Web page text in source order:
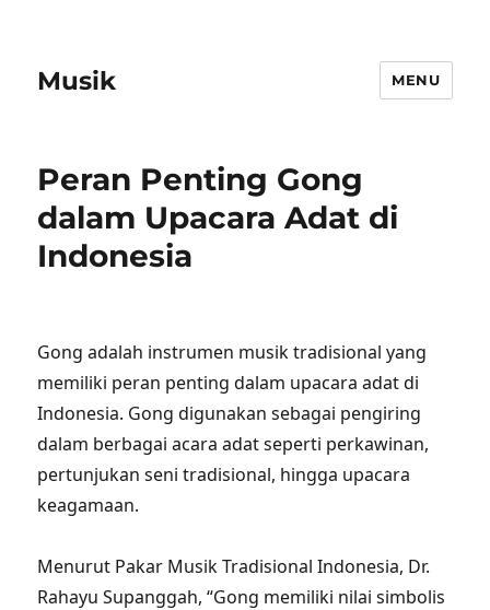
Musik MENU
Peran Penting Gong
dalam Upacara Adat di
Indonesia
Gong adalah instrumen musik tradisional yang
memiliki peran penting dalam upacara adat di
Indonesia. Gong digunakan sebagai pengiring
dalam berbagai acara adat seperti perkawinan,
pertunjukan seni tradisional, hingga upacara
keagamaan.
Menurut Pakar Musik Tradisional Indonesia, Dr.
Rahayu Supanggah, “Gong memiliki nilai simbolis